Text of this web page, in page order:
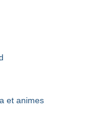
et animes